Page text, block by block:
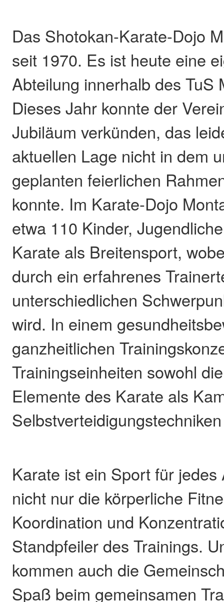
Das Shotokan-Karate-Dojo
seit 1970. Es ist heute eine
Abteilung innerhalb des TuS
Dieses Jahr konnte der
Jubiläum verkünden, das
aktuellen Lage nicht in dem
geplanten feierlichen
konnte. Im Karate-Dojo
etwa 110 Kinder,
Karate als Breitensport,
durch ein erfahrenes
unterschiedlichen
wird. In einem
ganzheitlichen
Trainingseinheiten sowohl
Elemente des Karate als
Karate ist ein Sport für
nicht nur die körperliche
Koordination und
Standpfeiler des Trainings.
kommen auch die
Spaß beim gemeinsamen